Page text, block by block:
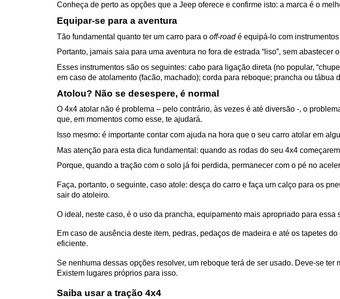
Conheça de perto as opções que a Jeep oferece e confirme isto: a marca é o
Equipar-se para a aventura
Tão fundamental quanto ter um carro para o off-road é equipá-lo com
Portanto, jamais saia para uma aventura no fora de estrada “liso”, sem
Esses instrumentos são os seguintes: cabo para ligação direta (no popular,
em caso de atolamento (facão, machado); corda para reboque; prancha ou tábua
Atolou? Não se desespere, é normal
O 4x4 atolar não é problema – pelo contrário, às vezes é até diversão -, o
que, em momentos como esse, te ajudará.
Isso mesmo: é importante contar com ajuda na hora que o seu carro atolar em
Mas atenção para esta dica fundamental: quando as rodas do seu 4x4
Porque, quando a tração com o solo já foi perdida, permanecer com o pé no
Faça, portanto, o seguinte, caso atole: desça do carro e faça um calço para os
sair do atoleiro.
O ideal, neste caso, é o uso da prancha, equipamento mais apropriado para essa
Em caso de ausência deste item, pedras, pedaços de madeira e até os tapetes
eficiente.
Se nenhuma dessas opções resolver, um reboque terá de ser usado. Deve-se
Existem lugares próprios para isso.
Saiba usar a tração 4x4